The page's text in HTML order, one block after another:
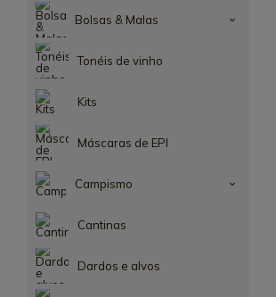
Bolsas & Malas
Tonéis de vinho
Kits
Máscaras de EPI
Campismo
Cantinas
Dardos e alvos